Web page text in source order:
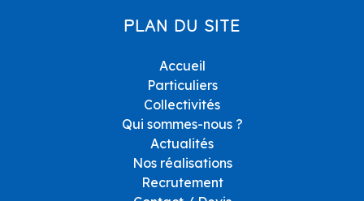
PLAN DU SITE
Accueil
Particuliers
Collectivités
Qui sommes-nous ?
Actualités
Nos réalisations
Recrutement